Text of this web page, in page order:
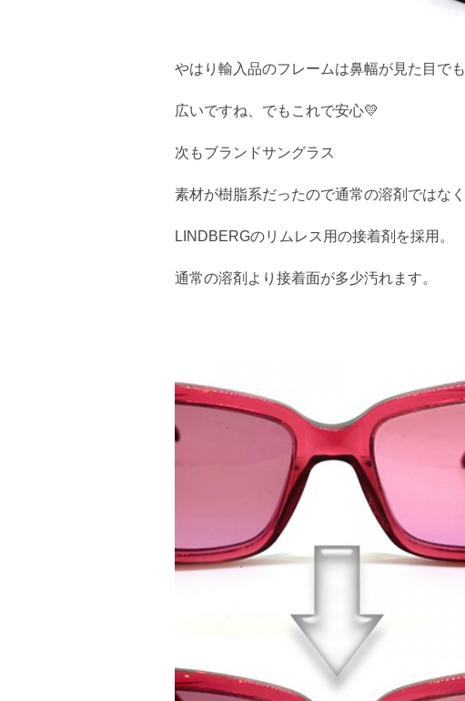
やはり輸入品のフレームは鼻幅が見た目でも
広いですね、でもこれで安心💛
次もブランドサングラス
素材が樹脂系だったので通常の溶剤ではなく
LINDBERGのリムレス用の接着剤を採用。
通常の溶剤より接着面が多少汚れます。